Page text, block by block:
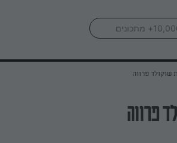
שוקולד פרווה
פרווה